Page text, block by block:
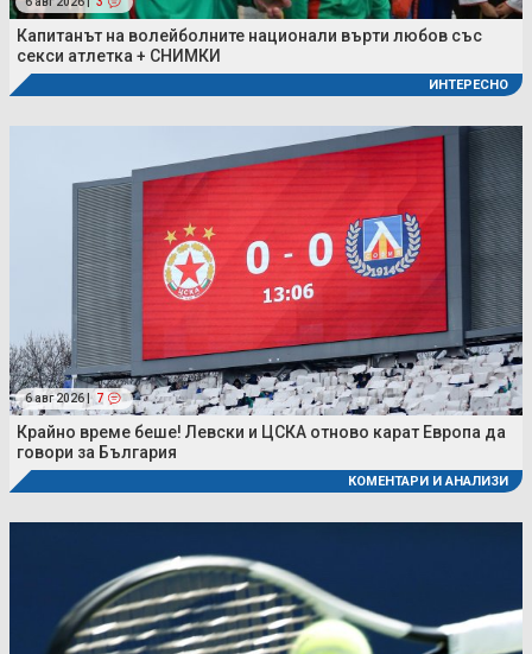
Капитанът на волейболните национали върти любов със
секси атлетка + СНИМКИ
ИНТЕРЕСНО
6 авг 2026 | 7
Крайно време беше! Левски и ЦСКА отново карат Европа да
говори за България
КОМЕНТАРИ И АНАЛИЗИ